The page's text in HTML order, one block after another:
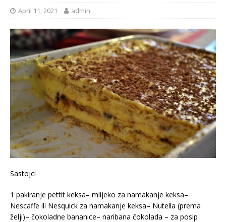
April 11, 2021 admin
Sastojci
1 pakiranje pettit keksa– mlijeko za namakanje keksa–
Nescaffe ili Nesquick za namakanje keksa– Nutella (prema
želji)– čokoladne bananice– naribana čokolada – za posip